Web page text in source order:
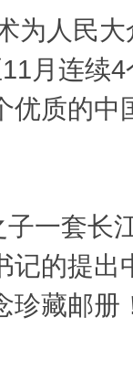
为人民
月连续
优质的中
一套长
记的提出
珍藏邮册